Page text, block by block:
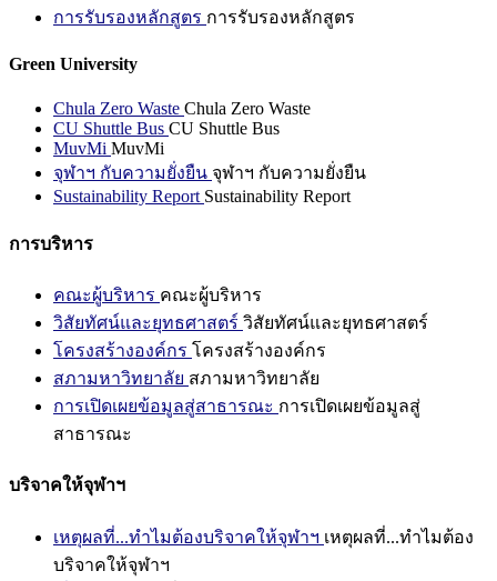
การรับรองหลักสูตร การรับรองหลักสูตร
Green University
Chula Zero Waste Chula Zero Waste
CU Shuttle Bus CU Shuttle Bus
MuvMi MuvMi
จุฬาฯ กับความยั่งยืน จุฬาฯ กับความยั่งยืน
Sustainability Report Sustainability Report
การบริหาร
คณะผู้บริหาร คณะผู้บริหาร
วิสัยทัศน์และยุทธศาสตร์ วิสัยทัศน์และยุทธศาสตร์
โครงสร้างองค์กร โครงสร้างองค์กร
สภามหาวิทยาลัย สภามหาวิทยาลัย
การเปิดเผยข้อมูลสู่สาธารณะ การเปิดเผยข้อมูลสู่
สาธารณะ
บริจาคให้จุฬาฯ
เหตุผลที่...ทำไมต้องบริจาคให้จุฬาฯ เหตุผลที่...ทำไมต้อง
บริจาคให้จุฬาฯ